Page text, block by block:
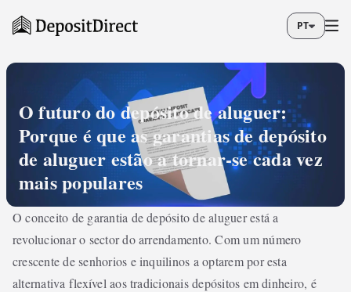
PT
O futuro do depósito de aluguer:
Porque é que as garantias de depósito
de aluguer estão a tornar-se cada vez
mais populares
O conceito de garantia de depósito de aluguer está a
revolucionar o sector do arrendamento. Com um número
crescente de senhorios e inquilinos a optarem por esta
alternativa flexível aos tradicionais depósitos em dinheiro, é